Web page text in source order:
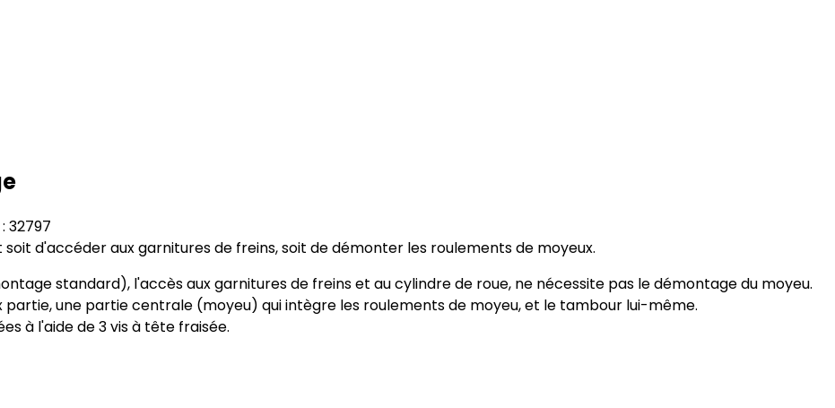
32797
d'accéder aux garnitures de freins, soit de démonter les roulements de moyeux.
standard), l'accès aux garnitures de freins et au cylindre de roue, ne nécessite pas le démontage du moyeu.
partie, une partie centrale (moyeu) qui intègre les roulements de moyeu, et le tambour lui-même.
à l'aide de 3 vis à tête fraisée.